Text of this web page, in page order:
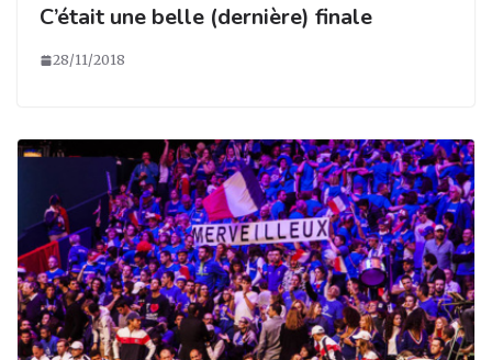
C’était une belle (dernière) finale
28/11/2018